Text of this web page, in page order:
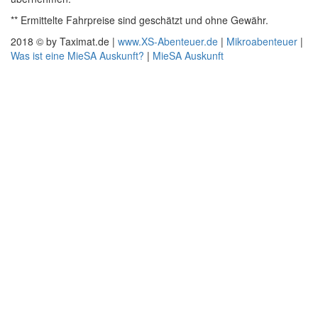
** Ermittelte Fahrpreise sind geschätzt und ohne Gewähr.
2018 © by Taximat.de | www.XS-Abenteuer.de | Mikroabenteuer |
Was ist eine MieSA Auskunft? | MieSA Auskunft